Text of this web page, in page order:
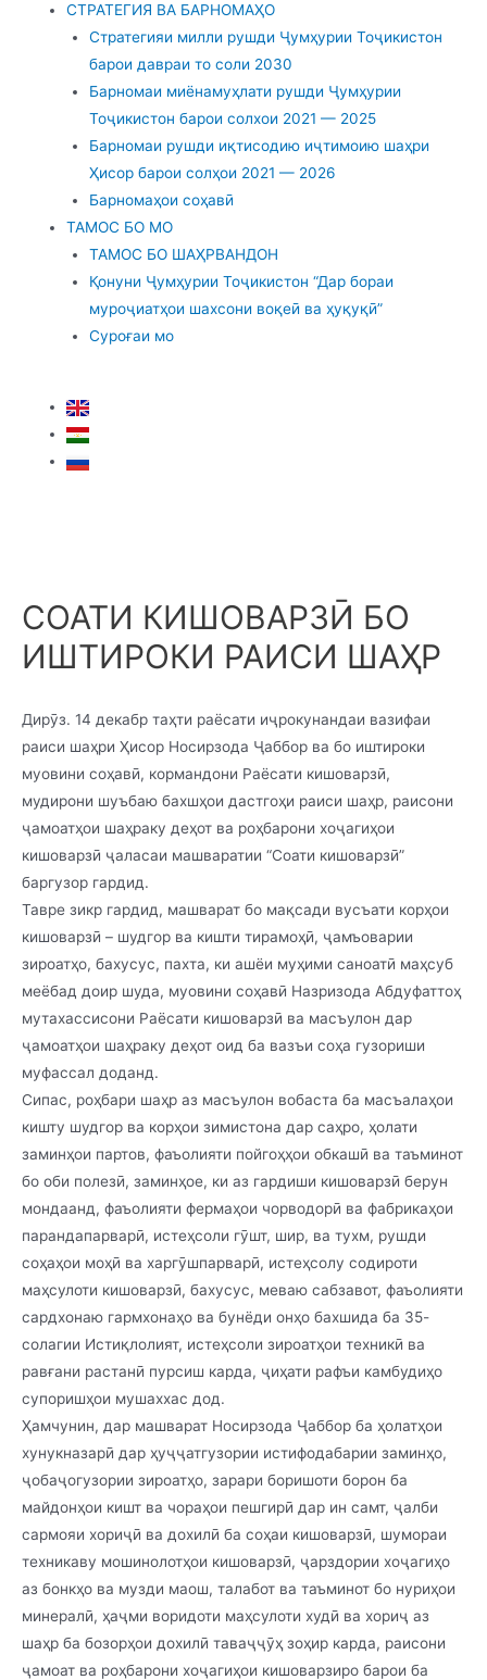
СТРАТЕГИЯ ВА БАРНОМАҲО
Стратегияи милли рушди Ҷумҳурии Тоҷикистон
барои давраи то соли 2030
Барномаи миёнамуҳлати рушди Ҷумҳурии
Тоҷикистон барои солхои 2021 — 2025
Барномаи рушди иқтисодию иҷтимоию шаҳри
Ҳисор барои солҳои 2021 — 2026
Барномаҳои соҳавӣ
ТАМОС БО МО
ТАМОС БО ШАҲРВАНДОН
Қонуни Ҷумҳурии Тоҷикистон “Дар бораи
муроҷиатҳои шахсони воқеӣ ва ҳуқуқӣ”
Суроғаи мо
СОАТИ КИШОВАРЗӢ БО
ИШТИРОКИ РАИСИ ШАҲР
Дирӯз. 14 декабр таҳти раёсати иҷрокунандаи вазифаи
раиси шаҳри Ҳисор Носирзода Ҷаббор ва бо иштироки
муовини соҳавӣ, кормандони Раёсати кишоварзӣ,
мудирони шуъбаю бахшҳои дастгоҳи раиси шаҳр, раисони
ҷамоатҳои шаҳраку деҳот ва роҳбарони хоҷагиҳои
кишоварзӣ ҷаласаи машваратии “Соати кишоварзӣ”
баргузор гардид.
Тавре зикр гардид, машварат бо мақсади вусъати корҳои
кишоварзӣ – шудгор ва кишти тирамоҳӣ, ҷамъоварии
зироатҳо, бахусус, пахта, ки ашёи муҳими саноатӣ маҳсуб
меёбад доир шуда, муовини соҳавӣ Назризода Абдуфаттоҳ
мутахассисони Раёсати кишоварзӣ ва масъулон дар
ҷамоатҳои шаҳраку деҳот оид ба вазъи соҳа гузориши
муфассал доданд.
Сипас, роҳбари шаҳр аз масъулон вобаста ба масъалаҳои
кишту шудгор ва корҳои зимистона дар саҳро, ҳолати
заминҳои партов, фаъолияти пойгоҳҳои обкашӣ ва таъминот
бо оби полезӣ, заминҳое, ки аз гардиши кишоварзӣ берун
мондаанд, фаъолияти фермаҳои чорводорӣ ва фабрикаҳои
парандапарварӣ, истеҳсоли гӯшт, шир, ва тухм, рушди
соҳаҳои моҳӣ ва харгӯшпарварӣ, истеҳсолу содироти
маҳсулоти кишоварзӣ, бахусус, меваю сабзавот, фаъолияти
сардхонаю гармхонаҳо ва бунёди онҳо бахшида ба 35-
солагии Истиқлолият, истеҳсоли зироатҳои техникӣ ва
равғани растанӣ пурсиш карда, ҷиҳати рафъи камбудиҳо
супоришҳои мушаххас дод.
Ҳамчунин, дар машварат Носирзода Ҷаббор ба ҳолатҳои
хунукназарӣ дар ҳуҷҷатгузории истифодабарии заминҳо,
ҷобаҷогузории зироатҳо, зарари боришоти борон ба
майдонҳои кишт ва чораҳои пешгирӣ дар ин самт, ҷалби
сармояи хориҷӣ ва дохилӣ ба соҳаи кишоварзӣ, шумораи
техникаву мошинолотҳои кишоварзӣ, ҷарздории хоҷагиҳо
аз бонкҳо ва музди маош, талабот ва таъминот бо нуриҳои
минералӣ, ҳаҷми воридоти маҳсулоти худӣ ва хориҷ аз
шаҳр ба бозорҳои дохилӣ таваҷҷӯҳ зоҳир карда, раисони
ҷамоат ва роҳбарони хоҷагиҳои кишоварзиро барои ба